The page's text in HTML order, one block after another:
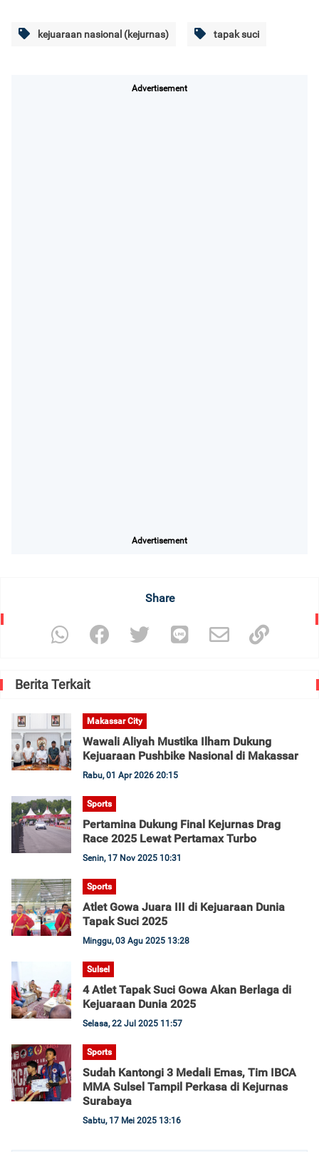
kejuaraan nasional (kejurnas) tapak suci
Advertisement
Advertisement
Share
Berita Terkait
Makassar City
Wawali Aliyah Mustika Ilham Dukung
Kejuaraan Pushbike Nasional di Makassar
Rabu, 01 Apr 2026 20:15
Sports
Pertamina Dukung Final Kejurnas Drag
Race 2025 Lewat Pertamax Turbo
Senin, 17 Nov 2025 10:31
Sports
Atlet Gowa Juara III di Kejuaraan Dunia
Tapak Suci 2025
Minggu, 03 Agu 2025 13:28
Sulsel
4 Atlet Tapak Suci Gowa Akan Berlaga di
Kejuaraan Dunia 2025
Selasa, 22 Jul 2025 11:57
Sports
Sudah Kantongi 3 Medali Emas, Tim IBCA
MMA Sulsel Tampil Perkasa di Kejurnas
Surabaya
Sabtu, 17 Mei 2025 13:16